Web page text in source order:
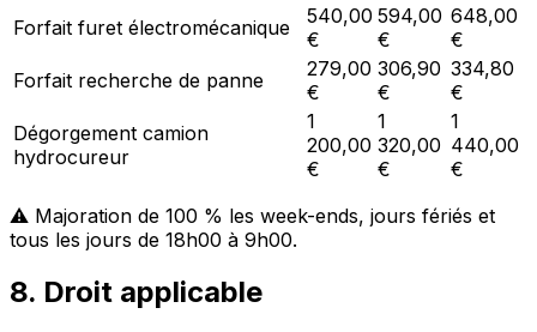
Forfait furet électromécanique
540,00
€
594,00
€
648,00
€
Forfait recherche de panne
279,00
€
306,90
€
334,80
€
Dégorgement camion
hydrocureur
1
200,00
€
1
320,00
€
1
440,00
€
⚠️ Majoration de 100 % les week-ends, jours fériés et
tous les jours de 18h00 à 9h00.
8. Droit applicable